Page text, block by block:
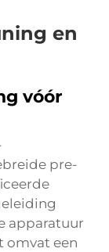
en
vóór
pre-
apparatuur
omvat een